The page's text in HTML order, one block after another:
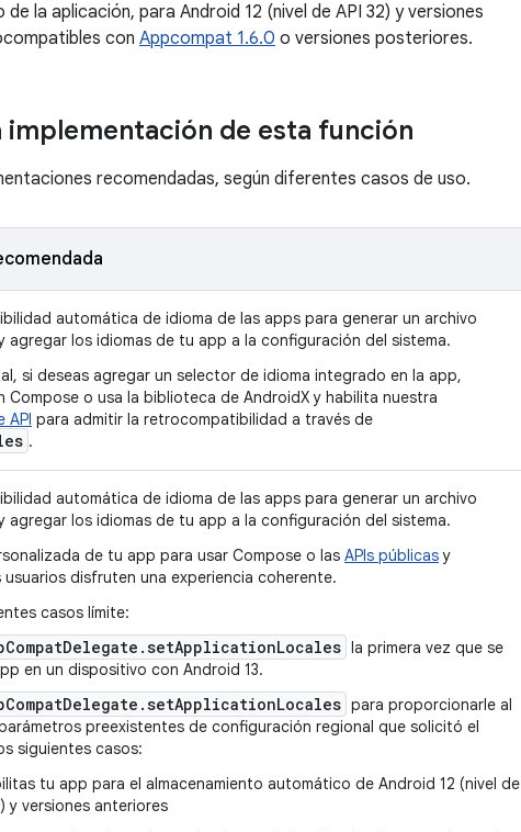
la aplicación, para Android 12 (nivel de API 32) y versiones
con Appcompat 1.6.0 o versiones posteriores.
de esta función
recomendadas, según diferentes casos de uso.
automática de idioma de las apps para generar un archivo
agregar los idiomas de tu app a la configuración del sistema.
si deseas agregar un selector de idioma integrado en la app,
Compose o usa la biblioteca de AndroidX y habilita nuestra
API para admitir la retrocompatibilidad a través de
.
automática de idioma de las apps para generar un archivo
agregar los idiomas de tu app a la configuración del sistema.
de tu app para usar Compose o las APIs públicasy
disfruten una experiencia coherente.
casos límite:
la primera vez que se
en un dispositivo con Android 13.
para proporcionarle al
preexistentes de configuración regional que solicitó el
siguientes casos:
tu app para el almacenamiento automático de Android 12 (nivel de
y versiones anteriores